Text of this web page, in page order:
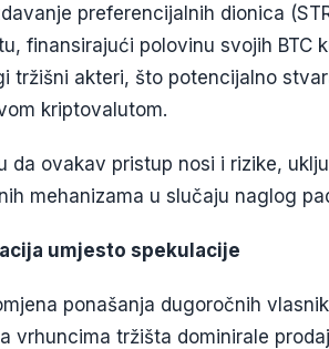
preferencijalnih dionica
finansirajući polovinu svojih BTC
tržišni akteri, što potencijalno
kriptovalutom.
da ovakav pristup nosi i rizike,
mehanizama u slučaju naglog
umjesto spekulacije
ponašanja dugoročnih
vrhuncima tržišta dominirale